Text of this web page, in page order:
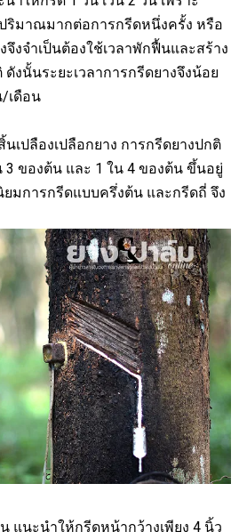
ริมาณมากต่อการกรีดหนึ่งครั้ง หรือ
จึงจำเป็นต้องใช้เวลาพักฟื้นและสร้าง
งนั้นระยะเวลาการกรีดยางจึงน้อย
/เดือน
เปลืองเปลือกยาง การกรีดยางปกติ
3 ของต้น และ 1 ใน 4 ของต้น ขึ้นอยู่
มการกรีดแบบครึ่งต้น และกรีดถี่ จึง
แนะนำให้กรีดหน้ากว้างเพียง 4 นิ้ว